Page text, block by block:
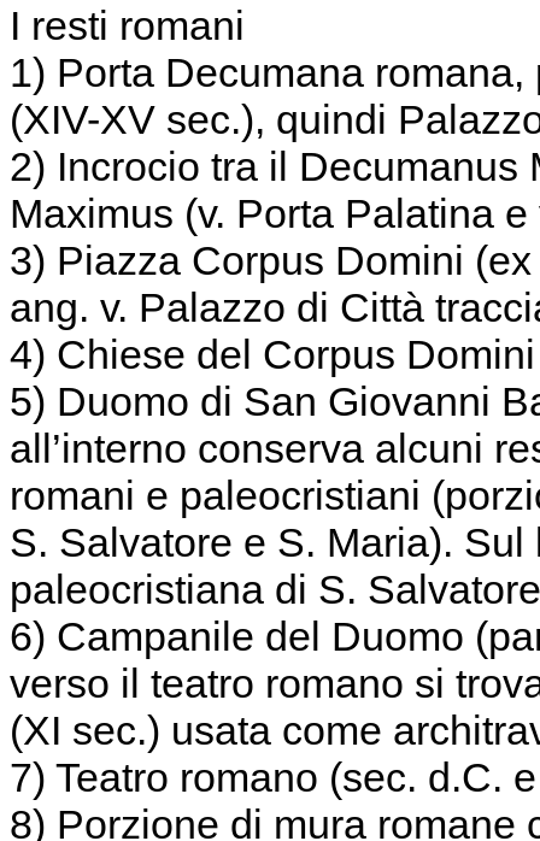
I resti romani
1) Porta Decumana
(XIV-XV sec.), quindi
2) Incrocio tra il Decumanus
Maximus (v. Porta Palatina e
3) Piazza Corpus Domini
ang. v. Palazzo di Città
4) Chiese del Corpus
5) Duomo di San Giovanni
all’interno conserva alcuni
romani e paleocristiani
S. Salvatore e S. Maria).
paleocristiana di S.
6) Campanile del Duomo
verso il teatro romano si
(XI sec.) usata come
7) Teatro romano (sec. d.C.
8) Porzione di mura romane